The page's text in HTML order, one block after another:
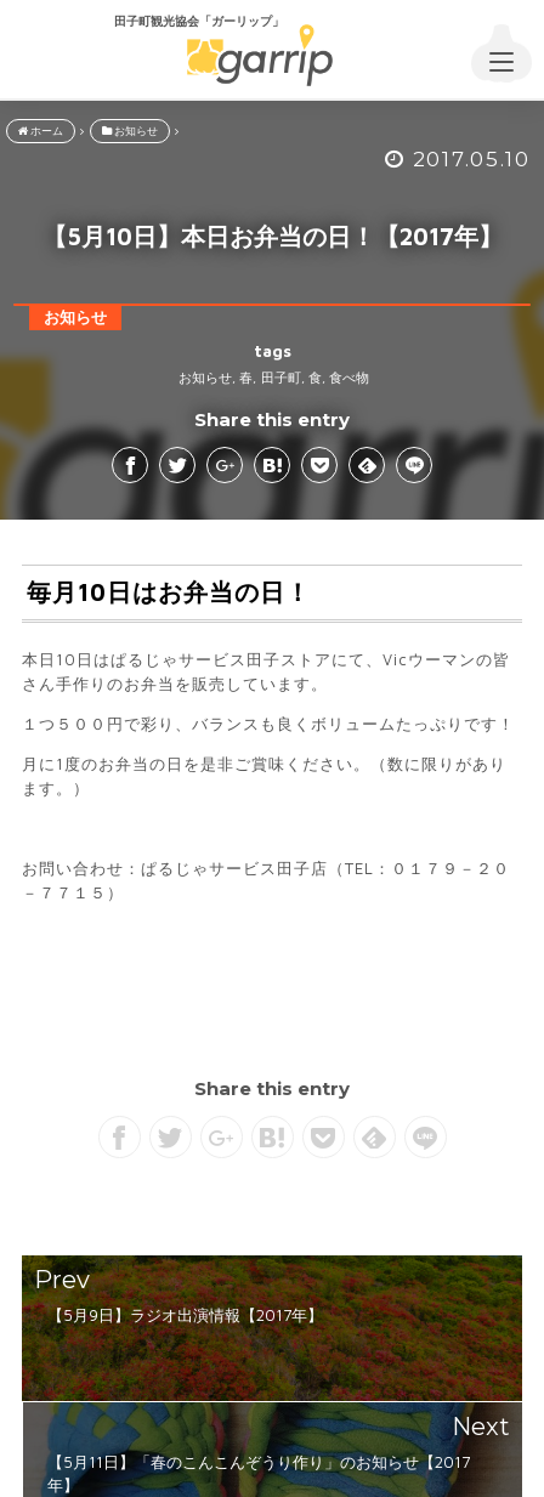
田子町観光協会「ガーリップ」
ホーム お知らせ
2017.05.10
【5月10日】本日お弁当の日！【2017年】
お知らせ
tags
お知らせ 春 田子町 食, 食べ物
Share this entry
毎月10日はお弁当の日！
本日10日はぱるじゃサービス田子ストアにて、Vicウーマンの皆
さん手作りのお弁当を販売しています。
１つ５００円で彩り、バランスも良くボリュームたっぷりです！
月に1度のお弁当の日を是非ご賞味ください。（数に限りがあり
ます。）
お問い合わせ：ぱるじゃサービス田子店（TEL：０１７９－２０
－７７１５）
Share this entry
Prev
【5月9日】ラジオ出演情報【2017年】
Next
【5月11日】「春のこんこんぞうり作り」のお知らせ【2017
年】